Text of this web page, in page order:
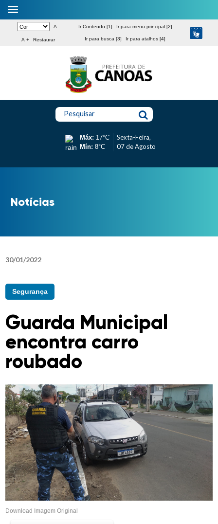
A -
A + Restaurar
Ir Conteudo [1] Ir para menu principal [2]
Ir para busca [3] Ir para atalhos [4]
Pesquisar
Máx: 17°C
Mín: 8°C
Sexta-Feira,
07 de Agosto
Notícias
30/01/2022
Segurança
Guarda Municipal
encontra carro
roubado
Download Imagem Original